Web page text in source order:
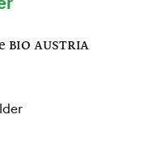
bio austria